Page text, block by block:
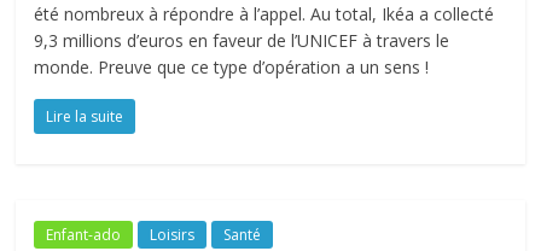
été nombreux à répondre à l’appel. Au total, Ikéa a collecté
9,3 millions d’euros en faveur de l’UNICEF à travers le
monde. Preuve que ce type d’opération a un sens !
Lire la suite
Enfant-ado Loisirs Santé